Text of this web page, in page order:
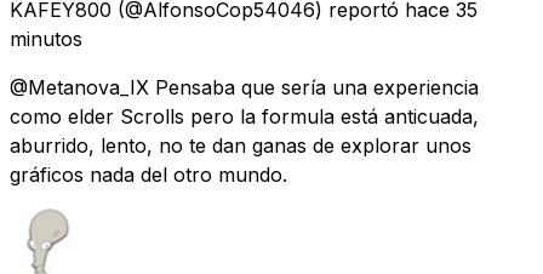
KAFEY800 (@AlfonsoCop54046) reportó hace 35
minutos
@Metanova_IX Pensaba que sería una experiencia
como elder Scrolls pero la formula está anticuada,
aburrido, lento, no te dan ganas de explorar unos
gráficos nada del otro mundo.